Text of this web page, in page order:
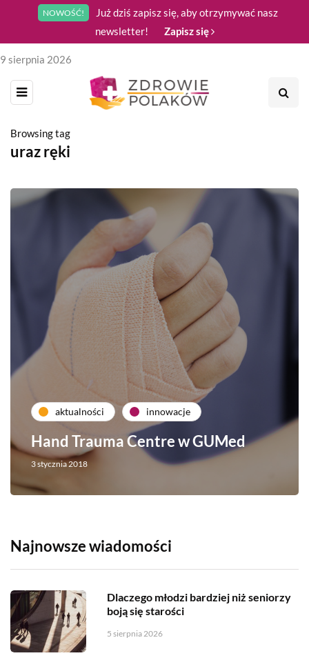
NOWOŚĆ!
Już dziś zapisz się, aby otrzymywać nasz
newsletter!
Zapisz się
9 sierpnia 2026
Browsing tag
uraz ręki
aktualności innowacje
Hand Trauma Centre w GUMed
3 stycznia 2018
Najnowsze wiadomości
Dlaczego młodzi bardziej niż seniorzy
boją się starości
5 sierpnia 2026